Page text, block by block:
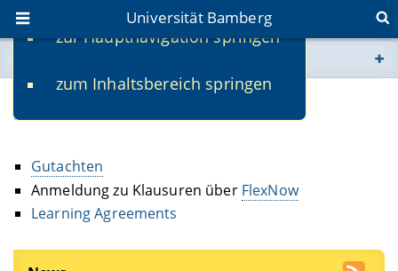
zur Hauptnavigation springen
zum Inhaltsbereich springen
Universität Bamberg
www.uni-bamberg.de
fis.uni-bamberg.de
Service
Gutachten
Anmeldung zu Klausuren über FlexNow
Learning Agreements